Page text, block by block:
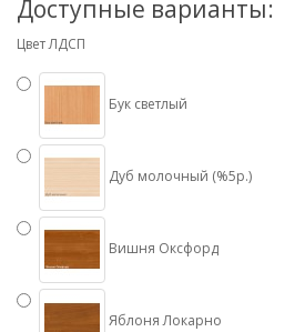
Доступные варианты:
Цвет ЛДСП
Бук светлый
Дуб молочный (%5р.)
Вишня Оксфорд
Яблоня Локарно